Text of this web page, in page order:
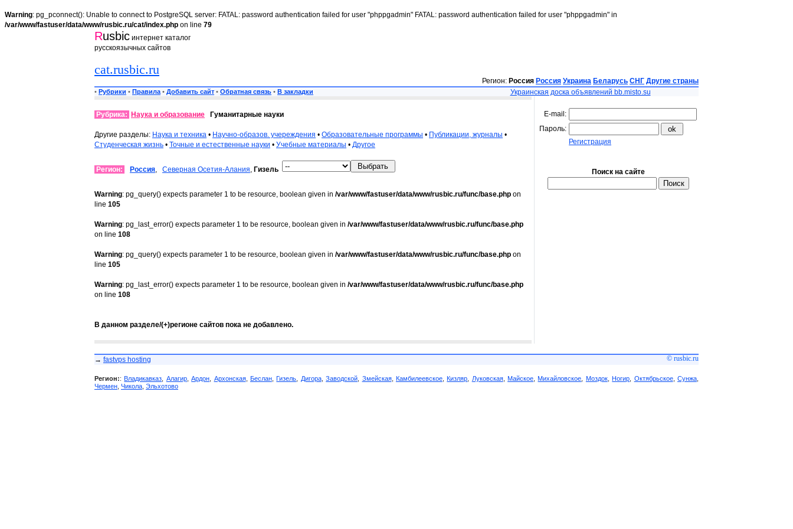
Warning: pg_pconnect(): Unable to connect to PostgreSQL server: FATAL: password authentication failed for user "phppgadmin" FATAL: password authentication failed for user "phppgadmin" in
/var/www/fastuser/data/www/rusbic.ru/cat/index.php on line 79
Rusbic интернет каталог
русскоязычных сайтов
cat.rusbic.ru
Регион: Россия Россия Украина Беларусь СНГ Другие страны
• Рубрики • Правила • Добавить сайт • Обратная связь • В закладки Украинская доска объявлений bb.misto.su
Рубрика: Наука и образование Гуманитарные науки
Другие разделы: Наука и техника • Научно-образов. учереждения • Образовательные программы • Публикации, журналы •
Студенческая жизнь • Точные и естественные науки • Учебные материалы • Другое
Регион: Россия, Северная Осетия-Алания, Гизель
Warning: pg_query() expects parameter 1 to be resource, boolean given in /var/www/fastuser/data/www/rusbic.ru/func/base.php on
line 105
Warning: pg_last_error() expects parameter 1 to be resource, boolean given in /var/www/fastuser/data/www/rusbic.ru/func/base.php
on line 108
Warning: pg_query() expects parameter 1 to be resource, boolean given in /var/www/fastuser/data/www/rusbic.ru/func/base.php on
line 105
Warning: pg_last_error() expects parameter 1 to be resource, boolean given in /var/www/fastuser/data/www/rusbic.ru/func/base.php
on line 108
В данном разделе/(+)регионе сайтов пока не добавлено.
E-mail:
Пароль:
Регистрация
Поиск на сайте
→ fastvps hosting © rusbic.ru
Регион::Владикавказ Алагир,Ардон Архонская, Беслан,Гизель Дигора,Заводской Змейская, Камбилеевское,Кизляр Луковская,Майское ,Михайловское Моздок,Ногир Октябрьское,Сунжа
Чермен Чикола Эльхотово